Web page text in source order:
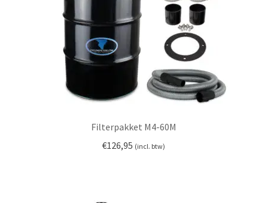
Filterpakket M4-60M
€126,95 (incl. btw)